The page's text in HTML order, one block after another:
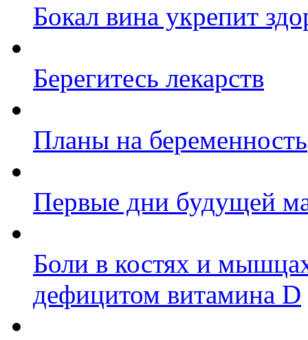
Бокал вина укрепит
Берегитесь лекарств
Планы на беременность
Первые дни будущей
Боли в костях и
дефицитом витамина D